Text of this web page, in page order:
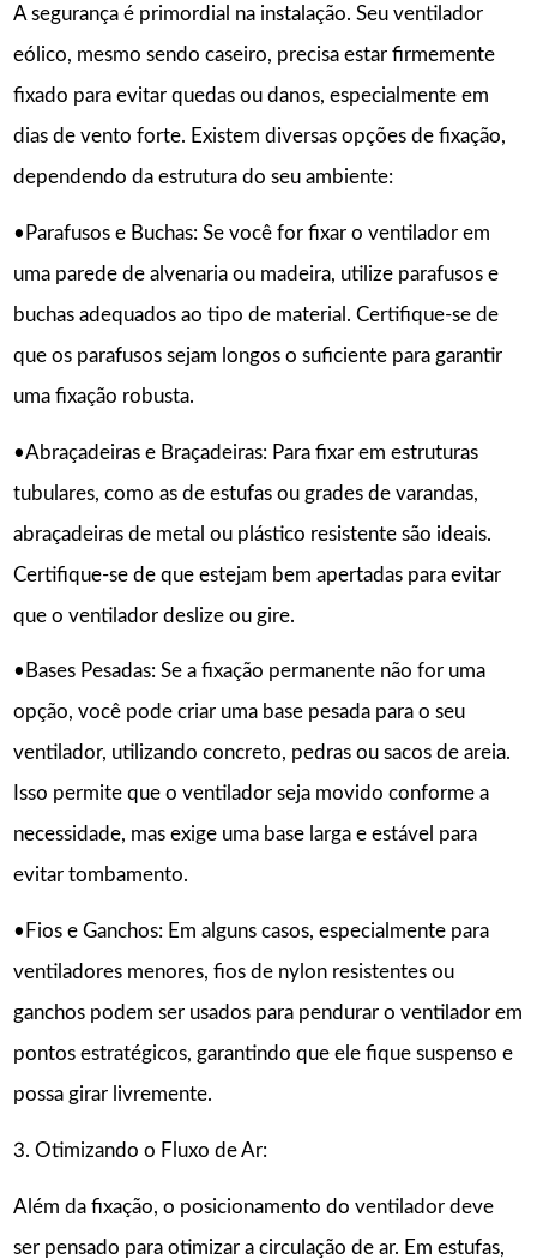
A segurança é primordial na instalação. Seu ventilador
eólico, mesmo sendo caseiro, precisa estar firmemente
fixado para evitar quedas ou danos, especialmente em
dias de vento forte. Existem diversas opções de fixação,
dependendo da estrutura do seu ambiente:
•Parafusos e Buchas: Se você for fixar o ventilador em
uma parede de alvenaria ou madeira, utilize parafusos e
buchas adequados ao tipo de material. Certifique-se de
que os parafusos sejam longos o suficiente para garantir
uma fixação robusta.
•Abraçadeiras e Braçadeiras: Para fixar em estruturas
tubulares, como as de estufas ou grades de varandas,
abraçadeiras de metal ou plástico resistente são ideais.
Certifique-se de que estejam bem apertadas para evitar
que o ventilador deslize ou gire.
•Bases Pesadas: Se a fixação permanente não for uma
opção, você pode criar uma base pesada para o seu
ventilador, utilizando concreto, pedras ou sacos de areia.
Isso permite que o ventilador seja movido conforme a
necessidade, mas exige uma base larga e estável para
evitar tombamento.
•Fios e Ganchos: Em alguns casos, especialmente para
ventiladores menores, fios de nylon resistentes ou
ganchos podem ser usados para pendurar o ventilador em
pontos estratégicos, garantindo que ele fique suspenso e
possa girar livremente.
3. Otimizando o Fluxo de Ar:
Além da fixação, o posicionamento do ventilador deve
ser pensado para otimizar a circulação de ar. Em estufas,